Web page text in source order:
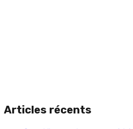
Articles récents